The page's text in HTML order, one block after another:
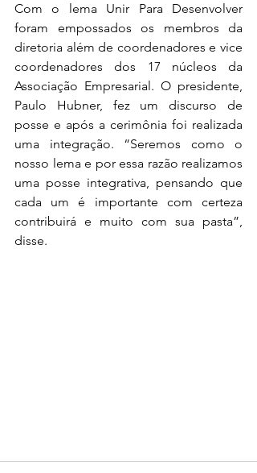
Com o lema Unir Para Desenvolver
foram empossados os membros da
diretoria além de coordenadores e vice
coordenadores dos 17 núcleos da
Associação Empresarial. O presidente,
Paulo Hubner, fez um discurso de
posse e após a cerimônia foi realizada
uma integração. “Seremos como o
nosso lema e por essa razão realizamos
uma posse integrativa, pensando que
cada um é importante com certeza
contribuirá e muito com sua pasta”,
disse.